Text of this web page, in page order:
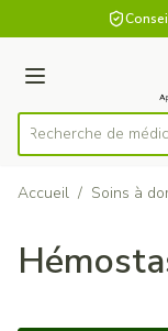
Aller au contenu
1 de 1
Menu
Rechercher
Recherche de
Accueil / Soins à